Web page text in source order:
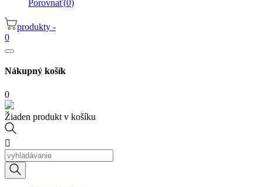
Porovnať(0)
produkty -
0
Nákupný košík
0
Žiaden produkt v košíku
